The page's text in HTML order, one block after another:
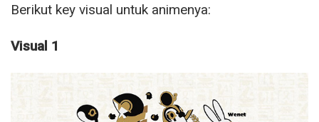
Berikut key visual untuk animenya:
Visual 1